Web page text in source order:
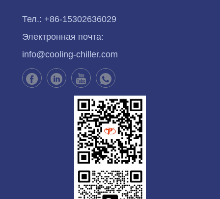
Тел.: +86-15302636029
Электронная почта:
info@cooling-chiller.com